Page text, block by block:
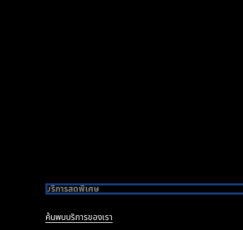
บริการสุดพิเศษ
ค้นพบบริการของเรา